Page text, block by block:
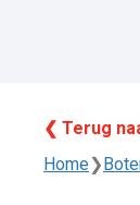
❮ Terug
Home❯